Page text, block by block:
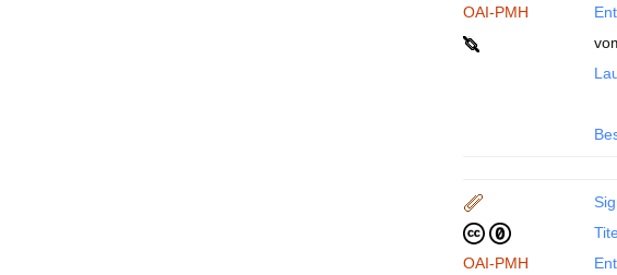
OAI-PMH
OAI-PMH